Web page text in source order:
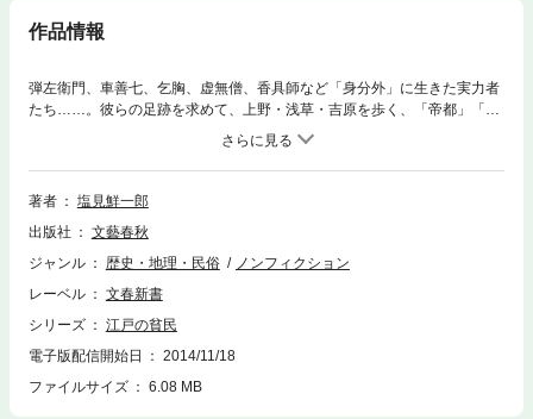
作品情報
弾左衛門、車善七、乞胸、虚無僧、香具師など「身分外」に生きた実力者
たち……。彼らの足跡を求めて、上野・浅草・吉原を歩く、「帝都」「中
世」に続く「貧民」シリーズ第3弾！ 都市機能が充実し、独自の文化を
醸成した江戸に暮らした数々の「貧民」たち。差別にあいながらも、直向
きに生きた人々の生態を克明に描き出す！
著者
塩見鮮一郎
出版社
文藝春秋
ジャンル
歴史・地理・民俗
ノンフィクション
レーベル
文春新書
シリーズ
江戸の貧民
電子版配信開始日
2014/11/18
ファイルサイズ
6.08 MB